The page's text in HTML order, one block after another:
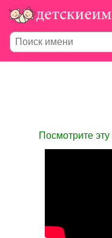
Посмотрите